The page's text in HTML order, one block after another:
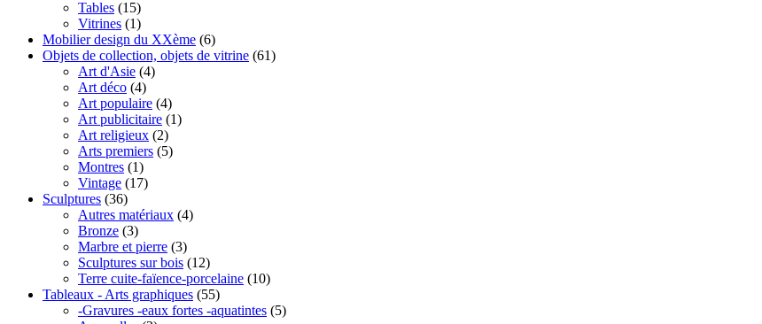
Tables (15)
Vitrines (1)
Mobilier design du XXème (6)
Objets de collection, objets de vitrine (61)
Art d'Asie (4)
Art déco (4)
Art populaire (4)
Art publicitaire (1)
Art religieux (2)
Arts premiers (5)
Montres (1)
Vintage (17)
Sculptures (36)
Autres matériaux (4)
Bronze (3)
Marbre et pierre (3)
Sculptures sur bois (12)
Terre cuite-faïence-porcelaine (10)
Tableaux - Arts graphiques (55)
-Gravures -eaux fortes -aquatintes (5)